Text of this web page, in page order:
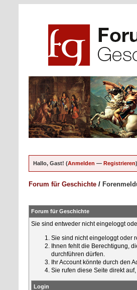
Hallo, Gast! (Anmelden — Registrieren)
Forum für Geschichte /
Forum für Geschichte
Sie sind entweder nicht eingeloggt
Sie sind nicht eingeloggt oder
Ihnen fehlt die Berechtigung,
durchführen dürfen.
Ihr Account könnte durch den
Sie rufen diese Seite direkt
Login